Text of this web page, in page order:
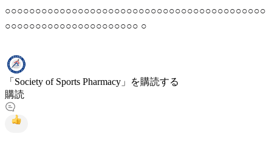
○○○○○○○○○○○○○○○○○○○○○○○○○○○○○○○○○○○○○○○○○○○
○○○○○○○○○○○○○○○○○○○○○○ ○
「Society of Sports Pharmacy」を購読する
購読